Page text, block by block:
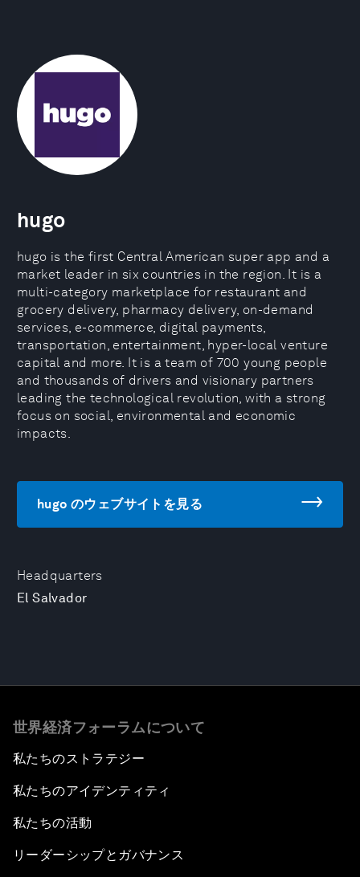
Headquarters
El Salvador
hugo
hugo is the first Central American super app and a
market leader in six countries in the region. It is a
multi-category marketplace for restaurant and
grocery delivery, pharmacy delivery, on-demand
services, e-commerce, digital payments,
transportation, entertainment, hyper-local venture
capital and more. It is a team of 700 young people
and thousands of drivers and visionary partners
leading the technological revolution, with a strong
focus on social, environmental and economic
impacts.
hugo のウェブサイトを見る
世界経済フォーラムについて
私たちのストラテジー
私たちのアイデンティティ
私たちの活動
リーダーシップとガバナンス